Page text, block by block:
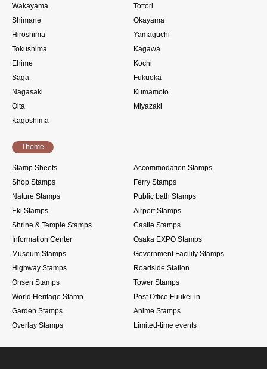
Wakayama
Tottori
Shimane
Okayama
Hiroshima
Yamaguchi
Tokushima
Kagawa
Ehime
Kochi
Saga
Fukuoka
Nagasaki
Kumamoto
Oita
Miyazaki
Kagoshima
Theme
Stamp Sheets
Accommodation Stamps
Shop Stamps
Ferry Stamps
Nature Stamps
Public bath Stamps
Eki Stamps
Airport Stamps
Shrine & Temple Stamps
Castle Stamps
Information Center
Osaka EXPO Stamps
Museum Stamps
Government Facility Stamps
Highway Stamps
Roadside Station
Onsen Stamps
Tower Stamps
World Heritage Stamp
Post Office Fuukei-in
Garden Stamps
Anime Stamps
Overlay Stamps
Limited-time events